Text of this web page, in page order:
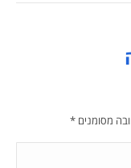
מסומנים*